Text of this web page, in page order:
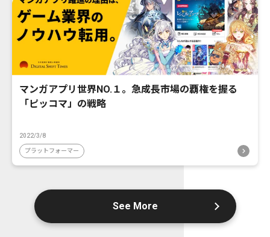
マンガアプリ世界NO.１。急成長市場の覇権を握る
「ピッコマ」の戦略
2022/3/8
プラットフォーマー
See More